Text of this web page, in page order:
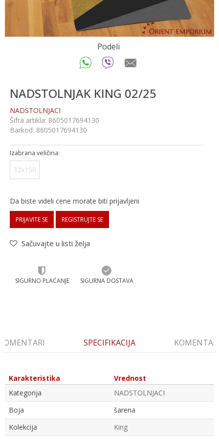
Podeli
NADSTOLNJAK KING 02/25
NADSTOLNJACI
Šifra artikla: 8605017694130
Barkod: 8605017694130
Izabrana veličina:
32x150
Da biste videli cene morate biti prijavljeni
PRIJAVITE SE REGISTRUJTE SE
Sačuvajte u listi želja
SIGURNO PLAĆANJE SIGURNA DOSTAVA
SPECIFIKACIJA
Karakteristika
Vrednost
Kategorija
NADSTOLNJACI
Boja
šarena
Kolekcija
King